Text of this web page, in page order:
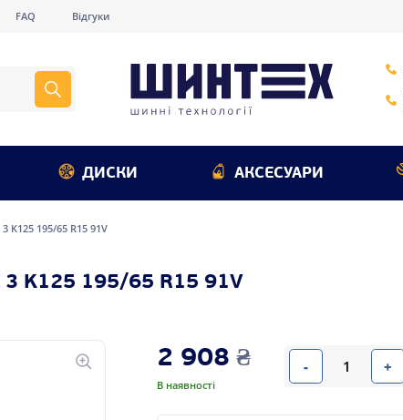
FAQ Відгуки
ДИСКИ АКСЕСУАРИ
K125 195/65 R15 91V
3 K125 195/65 R15 91V
2 908 ₴
В наявності
- +